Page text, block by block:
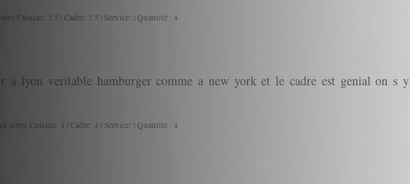
Cuisine: 3.5 | Cadre: 3.5 | Service: | Quantité : 4
a lyon veritable hamburger comme a new york et le cadre est genial on s y
notes Cuisine: 4 | Cadre: 4 | Service: | Quantité : 4